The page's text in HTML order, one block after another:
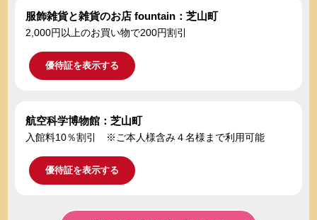
服飾雑貨と雑貨のお店 fountain：芝山町
2,000円以上のお買い物で200円割引
優待証を表示する
航空科学博物館：芝山町
入館料10％割引 ※ご本人様含み４名様まで利用可能
優待証を表示する